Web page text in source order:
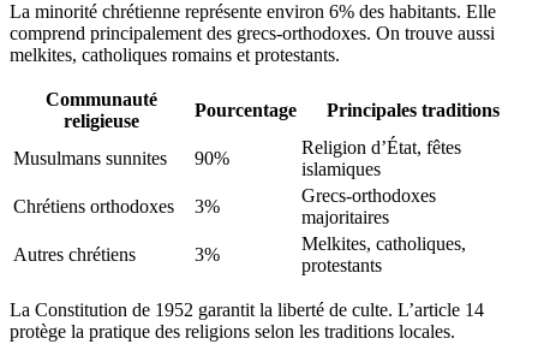
La minorité chrétienne représente environ 6% des habitants. Elle
comprend principalement des grecs-orthodoxes. On trouve aussi
melkites, catholiques romains et protestants.
Communauté
religieuse
Pourcentage Principales traditions
Musulmans sunnites 90%
Religion d’État, fêtes
islamiques
Chrétiens orthodoxes
3%
Grecs-orthodoxes
majoritaires
Autres chrétiens
3%
Melkites, catholiques,
protestants
La Constitution de 1952 garantit la liberté de culte. L’article 14
protège la pratique des religions selon les traditions locales.